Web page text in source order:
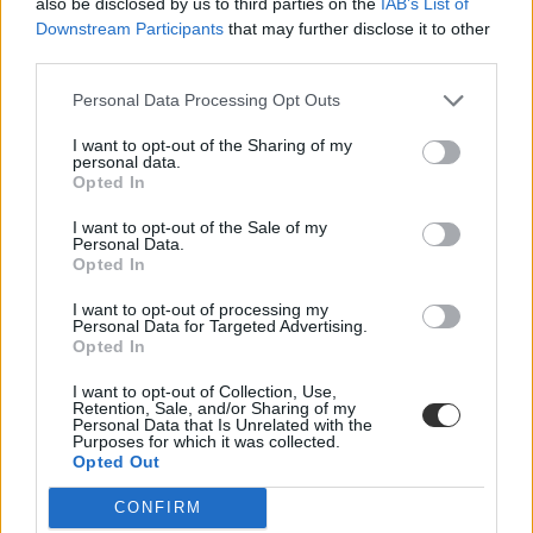
Downstream Participants that may further disclose it to other
Personal Data Processing Opt Outs
I want to opt-out of the Sharing of my
personal data.
Opted In
I want to opt-out of the Sale of my
Personal Data.
Opted In
I want to opt-out of processing my
Personal Data for Targeted Advertising.
Opted In
I want to opt-out of Collection, Use,
Retention, Sale, and/or Sharing of my
Personal Data that Is Unrelated with the
Purposes for which it was collected.
Opted Out
CONFIRM
távoktatás
online oktatás
koronavírus-járvány
Civil Kollégium Alapítvány
karantén